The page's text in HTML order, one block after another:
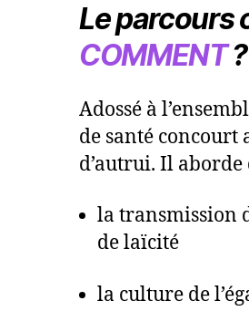
Le parcours
COMMENT?
Adossé à
de santé concourt
d’autrui. Il
la transmission
de laïcité
la culture de